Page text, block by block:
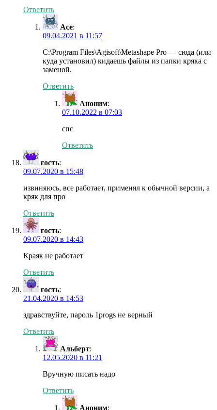
Ответить
Ace:
09.04.2021 в 11:57
C:\Program Files\Agisoft\Metashape Pro — сюда (или
куда установил) кидаешь файлы из папки кряка с
заменой.
Ответить
Аноним:
07.10.2022 в 07:03
спс
Ответить
гость:
09.07.2020 в 15:48
извиняюсь, все работает, применял к обычной версии, а
кряк для про
Ответить
гость:
09.07.2020 в 14:43
Краяк не работает
Ответить
гость:
21.04.2020 в 14:53
здравствуйте, пароль 1progs не верный
Ответить
Альберт:
12.05.2020 в 11:21
Вручную писать надо
Ответить
Аноним: